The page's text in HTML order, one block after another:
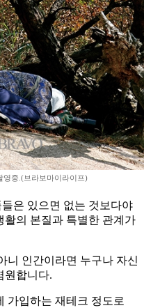
영중.(브라보마이라이프)
은 있으면 없는 것보다야
활의 본질과 특별한 관계가
니 인간이라면 누구나 자신
원합니다.
가입하는 재테크 정도로